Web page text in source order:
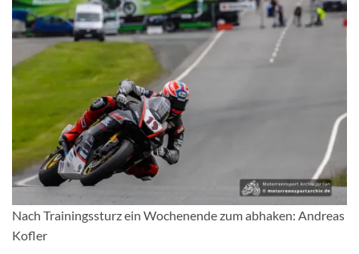
Nach Trainingssturz ein Wochenende zum abhaken: Andreas
Kofler